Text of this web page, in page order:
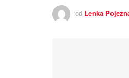
od Lenka